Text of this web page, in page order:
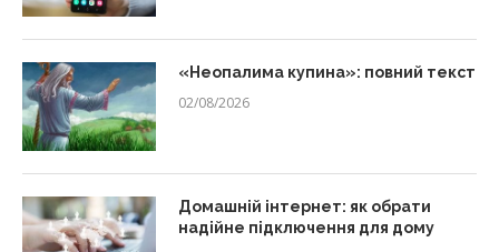
«Неопалима купина»: повний текст
02/08/2026
Домашній інтернет: як обрати
надійне підключення для дому